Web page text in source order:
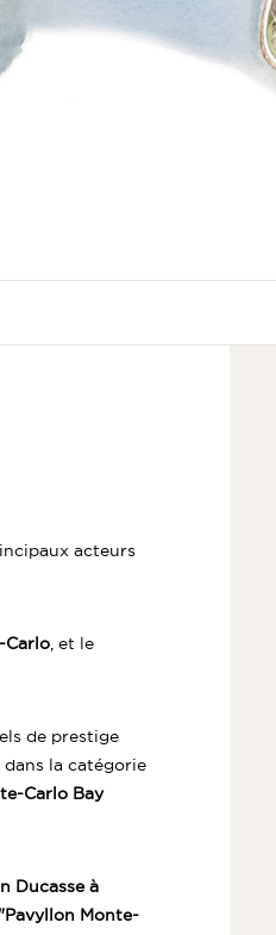
acteurs
Carlo , et le
de prestige
, dans la catégorie
Carlo Bay
Ducasse à
"Pavyllon Monte-